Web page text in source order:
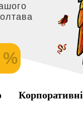
%
Корпоративні